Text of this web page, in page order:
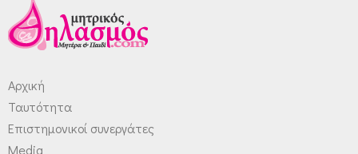
Αρχική
Ταυτότητα
Επιστημονικοί συνεργάτες
Media